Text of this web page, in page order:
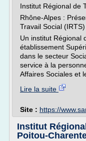
Institut Régional de
Rhône-Alpes :
Travail Social (IRTS)
Un institut Régional
établissement
dans le secteur
service à la
Affaires Sociales et
Lire la suite
Site : https://
Institut
Poitou-